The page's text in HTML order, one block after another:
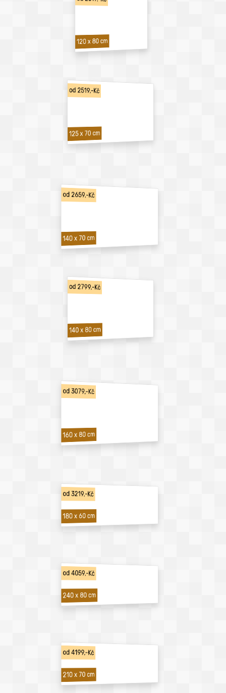
120 x 80 cm
od 2519,-Kč
125 x 70 cm
od 2659,-Kč
140 x 70 cm
od 2799,-Kč
140 x 80 cm
od 3079,-Kč
160 x 80 cm
od 3219,-Kč
180 x 60 cm
od 4059,-Kč
240 x 80 cm
od 4199,-Kč
210 x 70 cm